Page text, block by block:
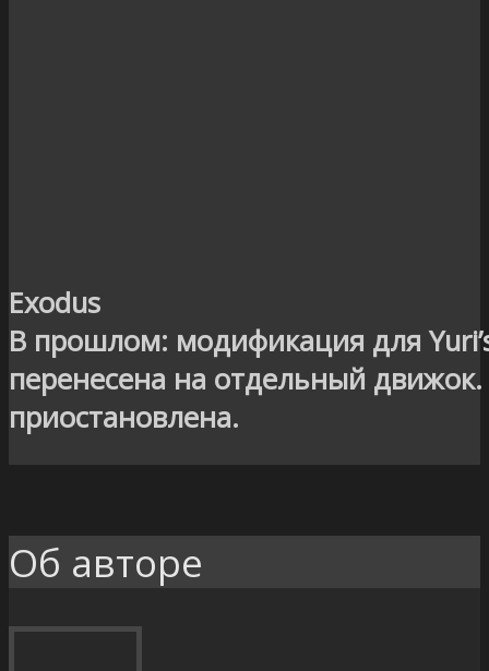
Exodus
В прошлом: модификация для
перенесена на отдельный движок.
приостановлена.
Об авторе